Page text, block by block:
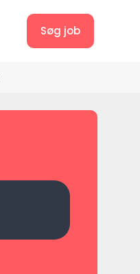
Søg job